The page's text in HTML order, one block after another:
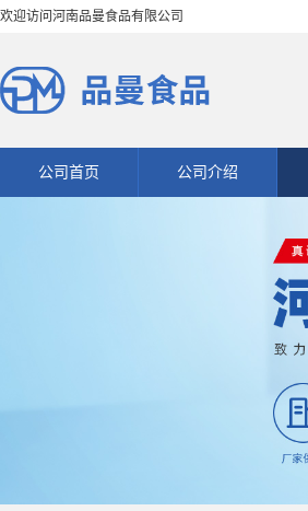
欢迎访问河南品曼食品有限公司
公司首页 公司介绍